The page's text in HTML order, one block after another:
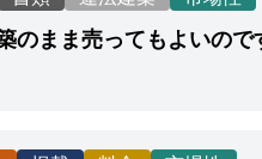
のまま売ってもよいので